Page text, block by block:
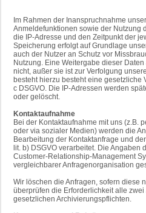
Im Rahmen der Inanspruchnahme
Anmeldefunktionen sowie der Nutzung
die IP-Adresse und den Zeitpunkt der
Speicherung erfolgt auf Grundlage
auch der Nutzer an Schutz vor
Nutzung. Eine Weitergabe dieser
nicht, außer sie ist zur Verfolgung
besteht hierzu besteht eine gesetzliche
c DSGVO. Die IP-Adressen werden
oder gelöscht.
Kontaktaufnahme
Bei der Kontaktaufnahme mit uns (z.B.
oder via sozialer Medien) werden die
Bearbeitung der Kontaktanfrage und
lit. b) DSGVO verarbeitet. Die Angaben
Customer-Relationship-Management
vergleichbarer Anfragenorganisation
Wir löschen die Anfragen, sofern diese
überprüfen die Erforderlichkeit alle
gesetzlichen Archivierungspflichten.